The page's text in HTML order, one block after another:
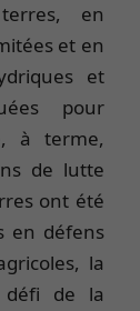
en
et en
et
pour
à terme,
de lutte
ont été
en défens
la
défi de la